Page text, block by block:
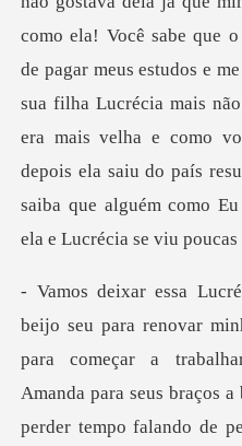
ê sabe que
de pagar meus estudos e
sua filha Lucrécia mais
era mais velha e com
ra começar a
Amanda para seus braços
perder